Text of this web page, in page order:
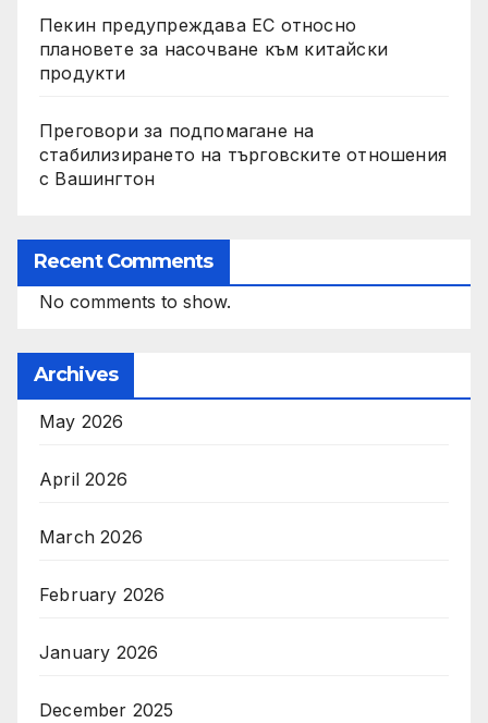
Пекин предупреждава ЕС относно
плановете за насочване към китайски
продукти
Преговори за подпомагане на
стабилизирането на търговските отношения
с Вашингтон
Recent Comments
No comments to show.
Archives
May 2026
April 2026
March 2026
February 2026
January 2026
December 2025